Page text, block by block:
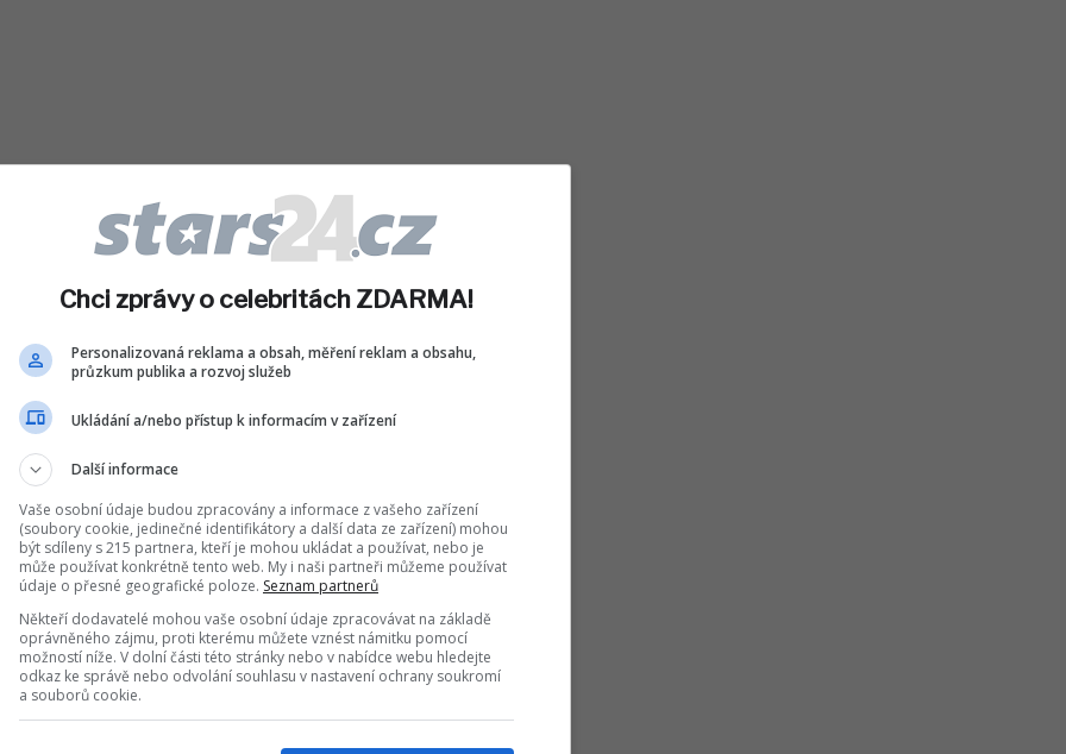
došlo již krátce před Aspinallovou
The Beatles konečně objevil v
Starr tehdy s úlevou poznamenal, že je
ptát, kdy se kapela na této
Aktuální vystoupení Paula
akci Applu je však vnímáno jako
mezi oběma jablečnými impérii.
Apple Parku přilákal hvězdné publikum,
Swift, Al Pacino, Harrison Ford nebo
Rodrigo a Sabrina Carpenter. Kromě
hudebník odehrát také dva komornější
divadle Fonda Theatre. Je zřejmé, že i
performerem, který stále
světě.
Chci zprávy o celebritách ZDARMA!
Personalizovaná reklama a obsah, měření reklam a obsahu,
průzkum publika a rozvoj služeb
Ukládání a/nebo přístup k informacím v zařízení
Další informace
Vaše osobní údaje budou zpracovány a informace z vašeho zařízení
(soubory cookie, jedinečné identifikátory a další data ze zařízení) mohou
být sdíleny s 215 partnera, kteří je mohou ukládat a používat, nebo je
může používat konkrétně tento web. My i naši partneři můžeme používat
údaje o přesné geografické poloze. Seznam partnerů
Někteří dodavatelé mohou vaše osobní údaje zpracovávat na základě
oprávněného zájmu, proti kterému můžete vznést námitku pomocí
možností níže. V dolní části této stránky nebo v nabídce webu hledejte
odkaz ke správě nebo odvolání souhlasu v nastavení ochrany soukromí
a souborů cookie.